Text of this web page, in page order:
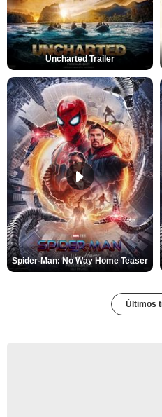
Uncharted Trailer
Spider-Man: No Way Home Teaser
Últimos